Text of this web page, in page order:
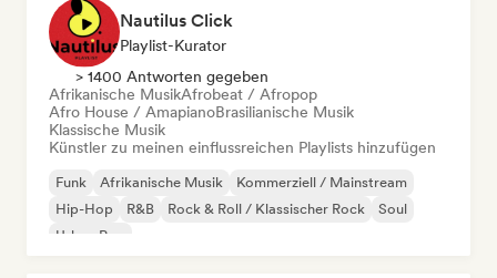
Nautilus Click
Playlist-Kurator
> 1400 Antworten gegeben
Afrikanische MusikAfrobeat / Afropop
Afro House / AmapianoBrasilianische Musik
Klassische Musik
Künstler zu meinen einflussreichen Playlists hinzufügen
Funk Afrikanische Musik
Kommerziell / Mainstream
Hip-Hop
R&B Rock & Roll / Klassischer Rock
Soul
Urban Pop